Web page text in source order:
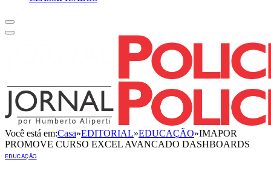
Você está em:Casa»EDITORIAL»EDUCAÇÃO»IMAPOR
PROMOVE CURSO EXCEL AVANCADO DASHBOARDS
EDUCAÇÃO